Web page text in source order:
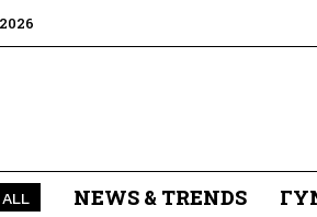
ALL NEWS & TRENDS